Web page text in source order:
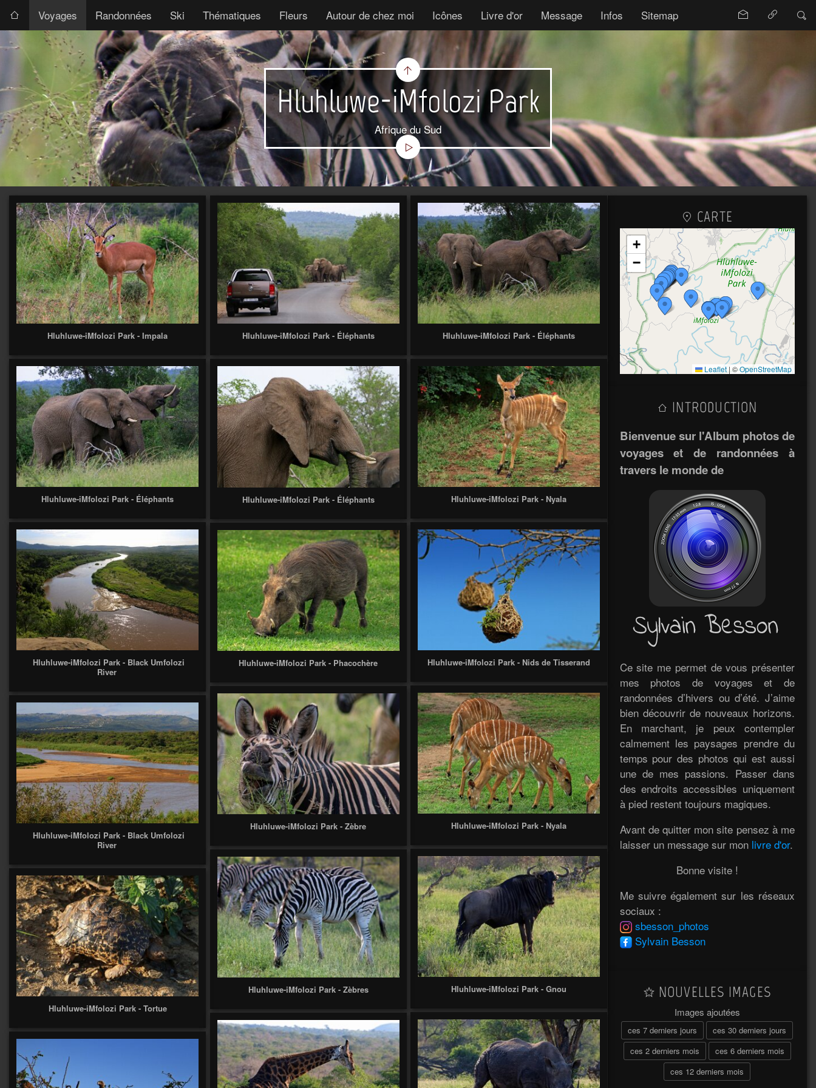
Voyages Randonnées Ski Thématiques Fleurs Autour de chez moi Icônes Livre d'or Message Infos Sitemap
Hluhluwe-iMfolozi Park
Afrique du Sud
Hluhluwe-iMfolozi Park - Impala Hluhluwe-iMfolozi Park - Éléphants Hluhluwe-iMfolozi Park - Éléphants
Hluhluwe-iMfolozi Park - Éléphants Hluhluwe-iMfolozi Park - Éléphants Hluhluwe-iMfolozi Park - Nyala
Hluhluwe-iMfolozi Park - Black Umfolozi
River
Hluhluwe-iMfolozi Park - Nids de Tisserand
Hluhluwe-iMfolozi Park - Phacochère
Hluhluwe-iMfolozi Park - Nyala
Hluhluwe-iMfolozi Park - Zèbre
Hluhluwe-iMfolozi Park - Black Umfolozi
River
Hluhluwe-iMfolozi Park - Gnou
Hluhluwe-iMfolozi Park - Zèbres
Hluhluwe-iMfolozi Park - Tortue
CARTE
+
−
Leaflet | ©OpenStreetMap
INTRODUCTION
Bienvenue sur l'Album photos de
voyages et de randonnées à
travers le monde de
Ce site me permet de vous présenter
mes photos de voyages et de
randonnées d’hivers ou d’été. J’aime
bien découvrir de nouveaux horizons.
En marchant, je peux contempler
calmement les paysages prendre du
temps pour des photos qui est aussi
une de mes passions. Passer dans
des endroits accessibles uniquement
à pied restent toujours magiques.
Avant de quitter mon site pensez à me
laisser un message sur mon livre d'or.
Bonne visite !
Me suivre également sur les réseaux
sociaux :
sbesson_photos
Sylvain Besson
NOUVELLES IMAGES
Images ajoutées
ces 7 derniers jours
ces 30 derniers jours
ces 2 derniers mois
ces 6 derniers mois
ces 12 derniers mois